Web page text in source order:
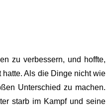
zu verbessern, und hoffte,
Als die Dinge nicht wie
Unterschied zu machen.
starb im Kampf und seine